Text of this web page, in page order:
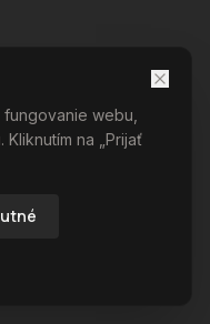
webu,
na „Prijať